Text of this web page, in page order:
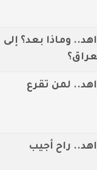
وماذا بعد؟ إلى
لمن تقرع
راح أجيب